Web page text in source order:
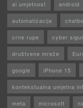
ai umjetnost android
automatizacija
crne rupe cyber
društvene mreže
google iPhone 15
kontekstualna umjetna
meta microsoft